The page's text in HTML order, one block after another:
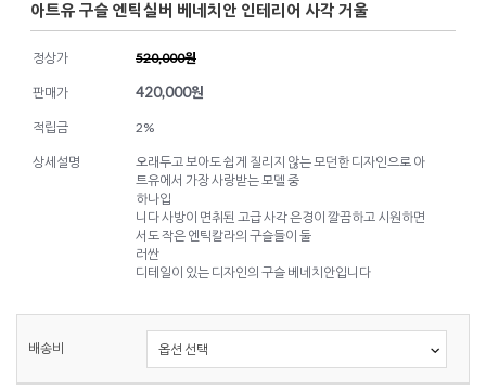
아트유 구슬 엔틱실버 베네치안 인테리어 사각 거울
정상가 520,000원
판매가 420,000원
적립금 2%
상세설명
오래두고 보아도 쉽게 질리지 않는 모던한 디자인으로 아
트유에서 가장 사랑받는 모델 중
하나입
니다 사방이 면취된 고급 사각 은경이 깔끔하고 시원하면
서도 작은 엔틱칼라의 구슬들이 둘
러싼
디테일이 있는 디자인의 구슬 베네치안입니다
배송비